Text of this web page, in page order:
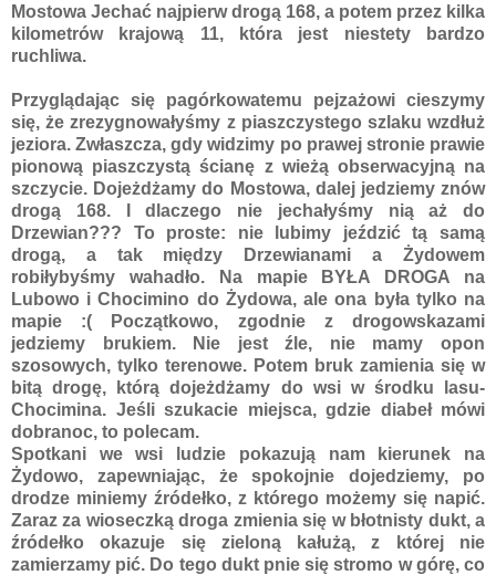
Mostowa Jechać najpierw drogą 168, a potem przez kilka
kilometrów krajową 11, która jest niestety bardzo
ruchliwa.
Przyglądając się pagórkowatemu pejzażowi cieszymy
się, że zrezygnowałyśmy z piaszczystego szlaku wzdłuż
jeziora. Zwłaszcza, gdy widzimy po prawej stronie prawie
pionową piaszczystą ścianę z wieżą obserwacyjną na
szczycie. Dojeżdżamy do Mostowa, dalej jedziemy znów
drogą 168. I dlaczego nie jechałyśmy nią aż do
Drzewian??? To proste: nie lubimy jeździć tą samą
drogą, a tak między Drzewianami a Żydowem
robiłybyśmy wahadło. Na mapie BYŁA DROGA na
Lubowo i Chocimino do Żydowa, ale ona była tylko na
mapie :( Początkowo, zgodnie z drogowskazami
jedziemy brukiem. Nie jest źle, nie mamy opon
szosowych, tylko terenowe. Potem bruk zamienia się w
bitą drogę, którą dojeżdżamy do wsi w środku lasu-
Chocimina. Jeśli szukacie miejsca, gdzie diabeł mówi
dobranoc, to polecam.
Spotkani we wsi ludzie pokazują nam kierunek na
Żydowo, zapewniając, że spokojnie dojedziemy, po
drodze miniemy źródełko, z którego możemy się napić.
Zaraz za wioseczką droga zmienia się w błotnisty dukt, a
źródełko okazuje się zieloną kałużą, z której nie
zamierzamy pić. Do tego dukt pnie się stromo w górę, co